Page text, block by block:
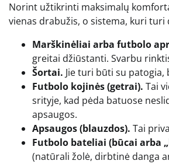
Norint užtikrinti maksimalų
vienas drabužis, o sistema, kuri turi
Marškinėliai arba futbolo
greitai džiūstanti. Svarbu
Šortai. Jie turi būti su
Futbolo kojinės (getrai). Tai
srityje, kad pėda batuose
apsaugos.
Apsaugos (blauzdos). Tai
Futbolo bateliai (būcai arba
(natūrali žolė, dirbtinė danga